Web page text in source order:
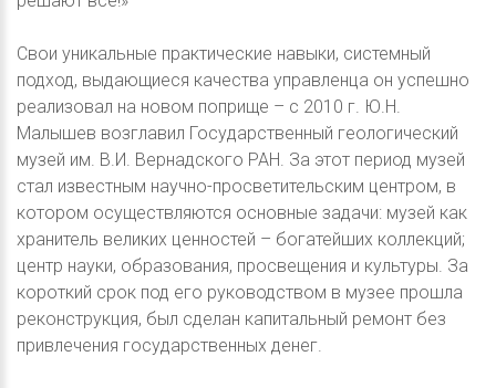
Свои уникальные практические навыки, системный
подход, выдающиеся качества управленца он успешно
реализовал на новом поприще – с 2010 г. Ю.Н.
Малышев возглавил Государственный геологический
музей им. В.И. Вернадского РАН. За этот период музей
стал известным научно-просветительским центром, в
котором осуществляются основные задачи: музей как
хранитель великих ценностей – богатейших коллекций;
центр науки, образования, просвещения и культуры. За
короткий срок под его руководством в музее прошла
реконструкция, был сделан капитальный ремонт без
привлечения государственных денег.